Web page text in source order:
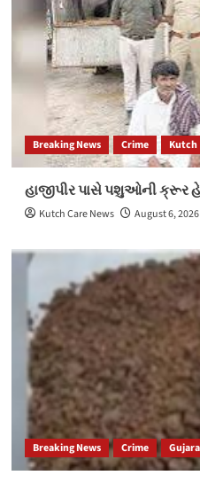
Breaking News Crime Kutch
હાજીપીર પાસે પશુઓની ક્રૂર
Kutch Care News August 6, 2026
Breaking News Crime